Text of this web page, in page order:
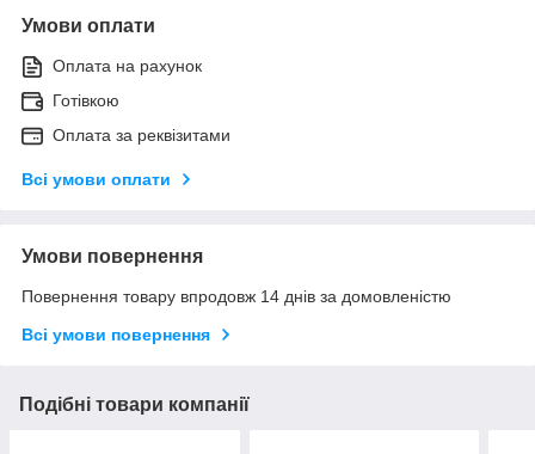
Умови оплати
Оплата на рахунок
Готівкою
Оплата за реквізитами
Всі умови оплати
Умови повернення
Повернення товару впродовж 14 днів за домовленістю
Всі умови повернення
Подібні товари компанії